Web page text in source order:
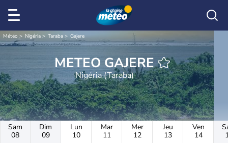
Météo Nigéria Taraba Gajere
METEO GAJERE
Nigéria (Taraba)
Sam
08
Dim
09
Lun
10
Mar
11
Mer
12
Jeu
13
Ven
14